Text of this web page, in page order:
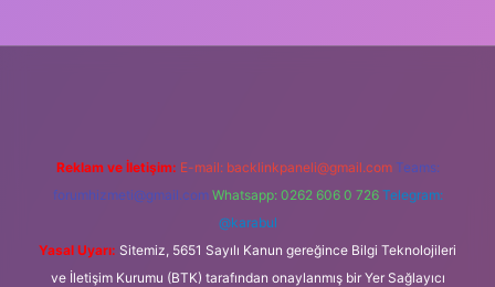
Reklam ve İletişim: E-mail: backlinkpaneli@gmail.com Teams:
forumhizmeti@gmail.com Whatsapp: 0262 606 0 726 Telegram:
@karabul
Yasal Uyarı: Sitemiz, 5651 Sayılı Kanun gereğince Bilgi Teknolojileri
ve İletişim Kurumu (BTK) tarafından onaylanmış bir Yer Sağlayıcı